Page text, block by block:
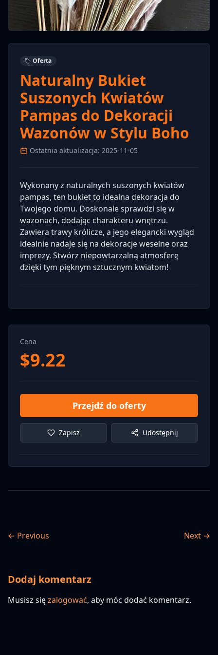
Oferta
Naturalny Bukiet
Suszonych Kwiatów
Pampas do Dekoracji
Wazonów w Stylu Boho
Ostatnia aktualizacja: 2025-11-05
Wykonany z naturalnych suszonych kwiatów
pampas, ten bukiet to idealna dekoracja do
Twojego domu. Doskonale sprawdzi się w
wazonach, dodając charakteru wnętrzu.
Zawiera trawy królicze, a jego elegancki wygląd
idealnie nadaje się na dekoracje weselne oraz
imprezy. Stwórz niepowtarzalną atmosferę
dzięki tym pięknym sztucznym kwiatom!
Cena
$9.22
Przejdź do oferty
Zapisz Udostępnij
← Previous Next →
Dodaj komentarz
Musisz sięzalogować, aby móc dodać komentarz.